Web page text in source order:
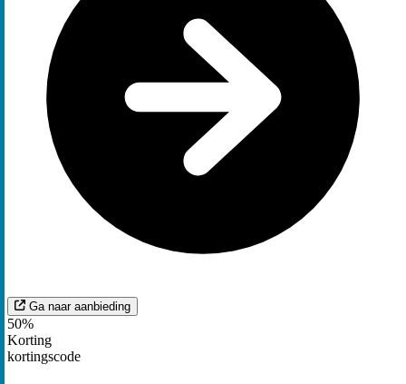
Ga naar aanbieding
50%
Korting
kortingscode